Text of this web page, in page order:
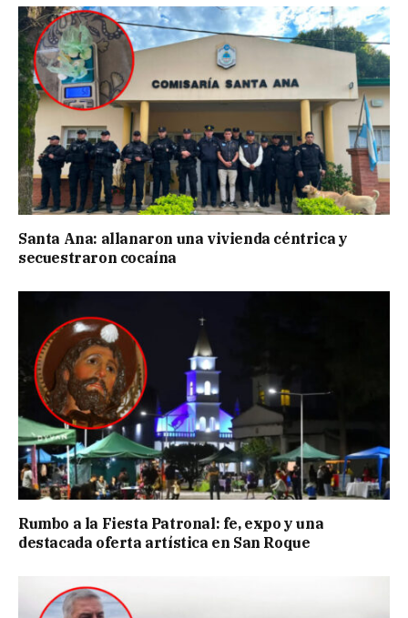
Santa Ana: allanaron una vivienda céntrica y
secuestraron cocaína
Rumbo a la Fiesta Patronal: fe, expo y una
destacada oferta artística en San Roque